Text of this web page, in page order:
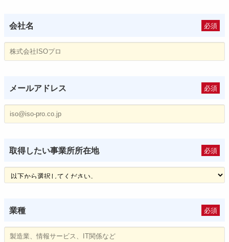
会社名 必須
メールアドレス 必須
取得したい事業所所在地 必須
業種 必須